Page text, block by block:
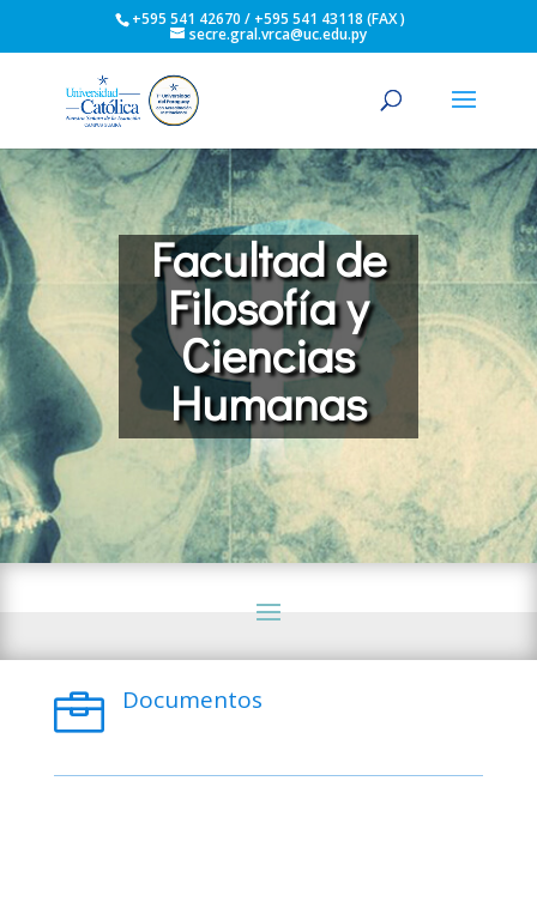
+595 541 42670 / +595 541 43118 (FAX )
secre.gral.vrca@uc.edu.py
Facultad de
Filosofía y
Ciencias
Humanas
 Documentos